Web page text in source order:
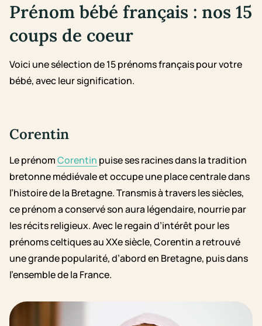
Prénom bébé français : nos 15
coups de coeur
Voici une sélection de 15 prénoms français pour votre
bébé, avec leur signification.
Corentin
Le prénomCorentin puise ses racines dans la tradition
bretonne médiévale et occupe une place centrale dans
l’histoire de la Bretagne. Transmis à travers les siècles,
ce prénom a conservé son aura légendaire, nourrie par
les récits religieux. Avec le regain d’intérêt pour les
prénoms celtiques au XXe siècle, Corentin a retrouvé
une grande popularité, d’abord en Bretagne, puis dans
l’ensemble de la France.